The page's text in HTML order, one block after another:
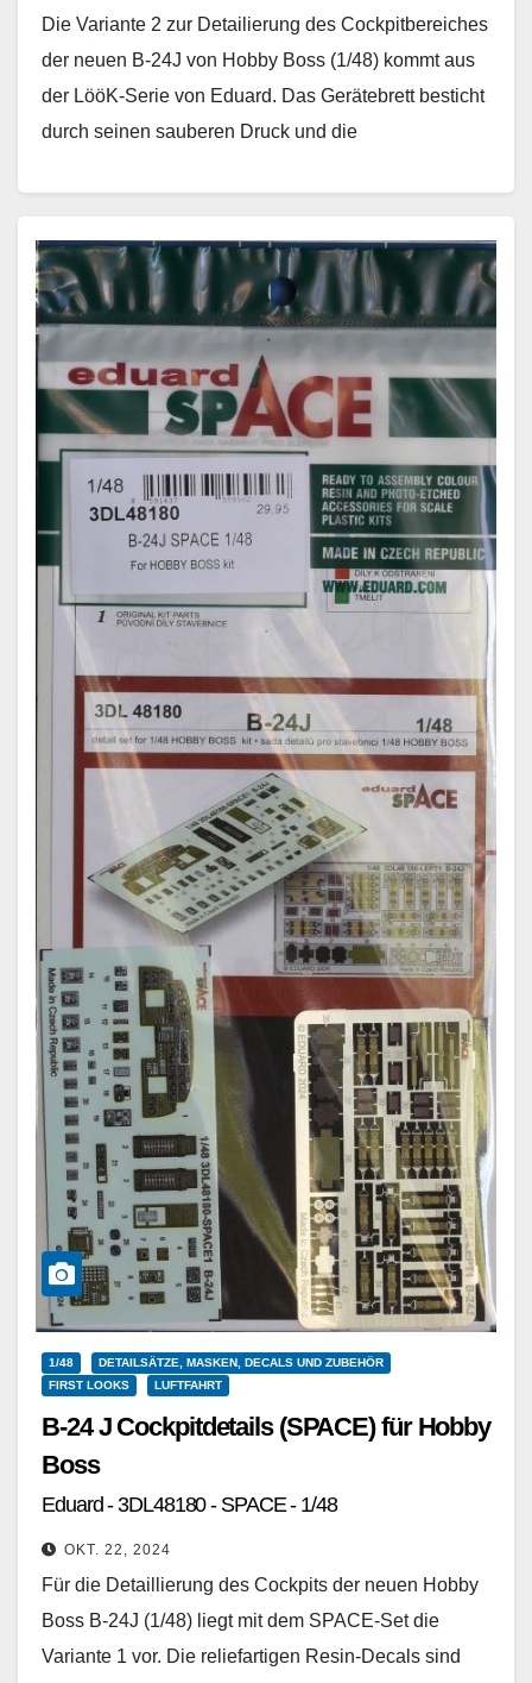
Die Variante 2 zur Detailierung des Cockpitbereiches
der neuen B-24J von Hobby Boss (1/48) kommt aus
der LööK-Serie von Eduard. Das Gerätebrett besticht
durch seinen sauberen Druck und die
1/48
DETAILSÄTZE, MASKEN, DECALS UND ZUBEHÖR
FIRST LOOKS
LUFTFAHRT
B-24 J Cockpitdetails (SPACE) für Hobby
Boss
Eduard - 3DL48180 - SPACE - 1/48
OKT. 22, 2024
Für die Detaillierung des Cockpits der neuen Hobby
Boss B-24J (1/48) liegt mit dem SPACE-Set die
Variante 1 vor. Die reliefartigen Resin-Decals sind